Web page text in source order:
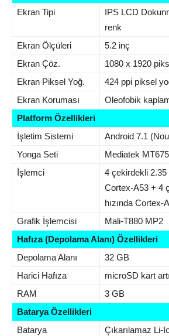
Ekran Tipi
IPS LCD
renk
Ekran Ölçüleri
5.2 inç
Ekran Çöz.
1080 x 1920
Ekran Piksel Yoğ.
424 ppi piksel
Ekran Koruması
Oleofobik
Platform Özellikleri
İşletim Sistemi
Android 7.1
Yonga Seti
Mediatek
İşlemci
4 çekirdekli 2.35
Cortex-A53 + 4
hızında Cortex-
Grafik İşlemcisi
Mali-T880 MP2
Hafıza (Depolama Alanı) Özellikleri
Depolama Alanı
32 GB
Harici Hafıza
microSD kart
RAM
3 GB
Batarya Özellikleri
Batarya
Çıkarılamaz Li-